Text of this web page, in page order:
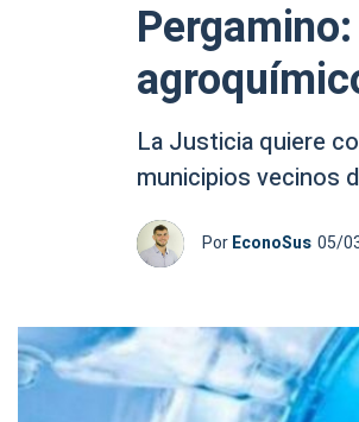
La Justicia quiere
municipios vecinos
PorEconoSus 05/